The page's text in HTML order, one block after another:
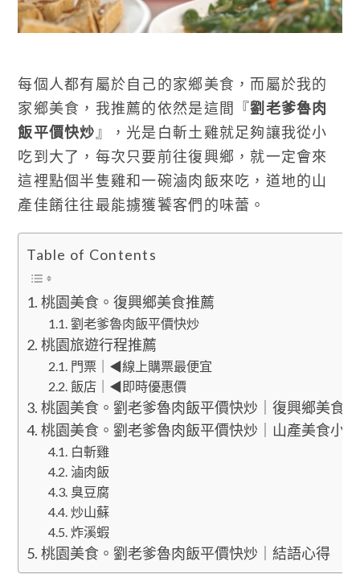
每個人都有屬於自己的家鄉美食，而屬於我的
家鄉美食，我推薦的依然是這間『劉老爹魯肉
飯平價快炒 』，光是白斬土雞就足夠讓我從小
吃到大了，每次只要前往復興鄉，就一定會來
這裡點個半隻雞和一碗滷肉飯來吃，道地的山
產佳餚往往最能擄獲饕客們的味蕾。
Table of Contents
桃園美食。復興鄉美食推薦
劉老爹魯肉飯平價快炒
桃園旅遊行程推薦
門票｜◀線上購票最便宜
飯店｜◀即時優惠價
桃園美食。劉老爹魯肉飯平價快炒｜復興鄉美食
桃園美食。劉老爹魯肉飯平價快炒｜山產美食小吃
白斬雞
滷肉飯
臭豆腐
炒山蘇
炸溪蝦
桃園美食。劉老爹魯肉飯平價快炒｜結語心得